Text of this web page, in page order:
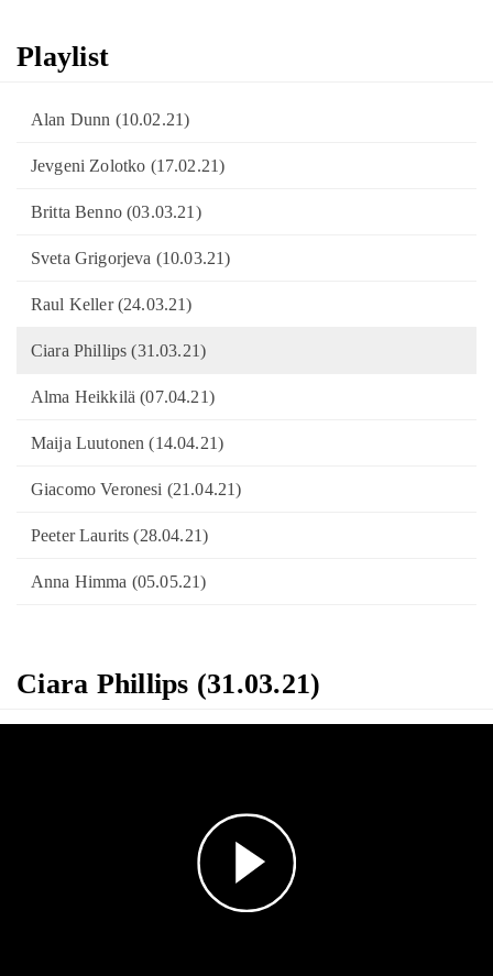
Playlist
Alan Dunn (10.02.21)
Jevgeni Zolotko (17.02.21)
Britta Benno (03.03.21)
Sveta Grigorjeva (10.03.21)
Raul Keller (24.03.21)
Ciara Phillips (31.03.21)
Alma Heikkilä (07.04.21)
Maija Luutonen (14.04.21)
Giacomo Veronesi (21.04.21)
Peeter Laurits (28.04.21)
Anna Himma (05.05.21)
Ciara Phillips (31.03.21)
Play
Video